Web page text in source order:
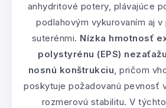
anhydritové potery, plávajúce
podlahovým vykurovaním aj v
suterénmi. Nízka hmotnosť
polystyrénu (EPS)
nosnú konštrukciu, pričom
poskytuje požadovanú pevnosť
rozmerovú stabilitu. V